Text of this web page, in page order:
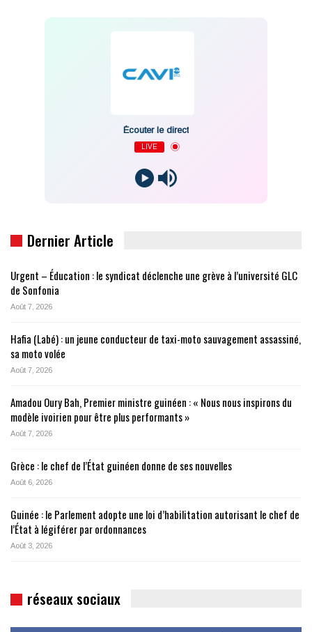
Écouter le direct
LIVE
Dernier Article
Urgent – Éducation : le syndicat déclenche une grève à l’université GLC
de Sonfonia
Août 7, 2026
Hafia (Labé) : un jeune conducteur de taxi-moto sauvagement assassiné,
sa moto volée
Août 7, 2026
Amadou Oury Bah, Premier ministre guinéen : « Nous nous inspirons du
modèle ivoirien pour être plus performants »
Août 7, 2026
Grèce : le chef de l’État guinéen donne de ses nouvelles
Août 6, 2026
Guinée : le Parlement adopte une loi d’habilitation autorisant le chef de
l’État à légiférer par ordonnances
Août 3, 2026
réseaux sociaux